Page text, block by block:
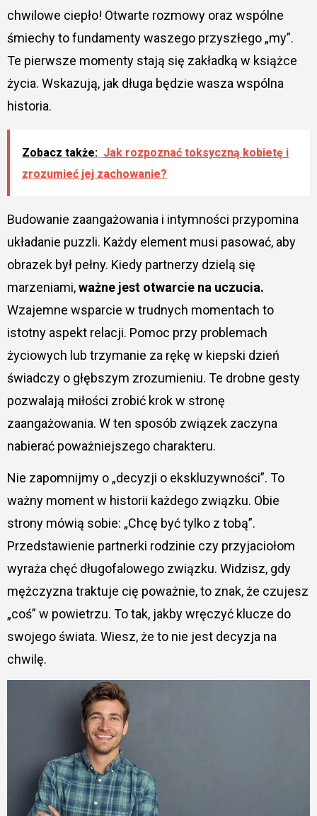
chwilowe ciepło! Otwarte rozmowy oraz wspólne
śmiechy to fundamenty waszego przyszłego „my”.
Te pierwsze momenty stają się zakładką w książce
życia. Wskazują, jak długa będzie wasza wspólna
historia.
Zobacz także: Jak rozpoznać toksyczną kobietę i
zrozumieć jej zachowanie?
Budowanie zaangażowania i intymności przypomina
układanie puzzli. Każdy element musi pasować, aby
obrazek był pełny. Kiedy partnerzy dzielą się
marzeniami,ważne jest otwarcie na uczucia.
Wzajemne wsparcie w trudnych momentach to
istotny aspekt relacji. Pomoc przy problemach
życiowych lub trzymanie za rękę w kiepski dzień
świadczy o głębszym zrozumieniu. Te drobne gesty
pozwalają miłości zrobić krok w stronę
zaangażowania. W ten sposób związek zaczyna
nabierać poważniejszego charakteru.
Nie zapomnijmy o „decyzji o ekskluzywności”. To
ważny moment w historii każdego związku. Obie
strony mówią sobie: „Chcę być tylko z tobą”.
Przedstawienie partnerki rodzinie czy przyjaciołom
wyraża chęć długofalowego związku. Widzisz, gdy
mężczyzna traktuje cię poważnie, to znak, że czujesz
„coś” w powietrzu. To tak, jakby wręczyć klucze do
swojego świata. Wiesz, że to nie jest decyzja na
chwilę.